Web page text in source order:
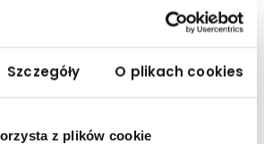
Szczegóły O plikach cookies
z plików cookie